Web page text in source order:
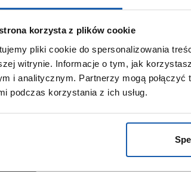
korzysta z plików cookie
pliki cookie do spersonalizowania
witrynie. Informacje o tym, jak
i analitycznym. Partnerzy mogą
podczas korzystania z ich usług.
Używamy plików cookie
marketingowych, w
optymalizować jej działanie
DOWIEDZ SIĘ WIĘCEJ